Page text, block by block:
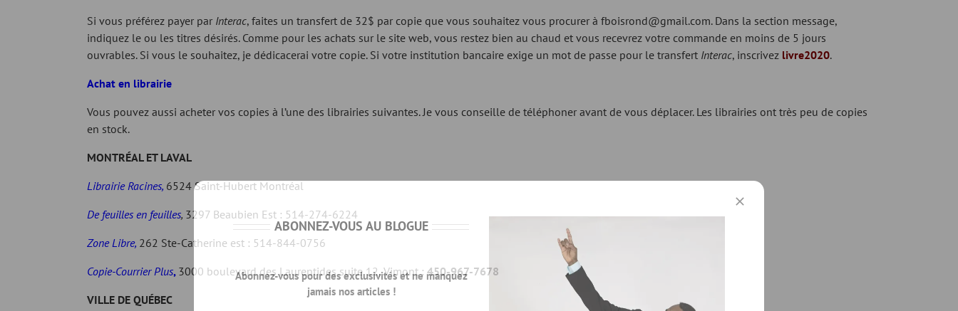
Si vous préférez payer par Interac, faites un transfert de 32$ par copie que vous souhaitez vous procurer à fboisrond@gmail.com. Dans la section message,
indiquez le ou les titres désirés. Comme pour les achats sur le site web, vous restez bien au chaud et vous recevrez votre commande en moins de 5 jours
ouvrables. Si vous le souhaitez, je dédicacerai votre copie. Si votre institution bancaire exige un mot de passe pour le transfert Interac, inscrivez livre2020.
Achat en librairie
Vous pouvez aussi acheter vos copies à l’une des librairies suivantes. Je vous conseille de téléphoner avant de vous déplacer. Les librairies ont très peu de copies
en stock.
MONTRÉAL ET LAVAL
Librairie Racines, 6524 Saint-Hubert Montréal
De feuilles en feuilles, 3297 Beaubien Est : 514-274-6224
ZoneLibre, 262 Ste-Catherine est : 514-844-0756
Copie-Courrier Plus, 3000 boulevard des Laurentides suite 12, Vimont : 450-967-7678
VILLE DE QUÉBEC
ABONNEZ-VOUS AU BLOGUE
Abonnez-vous pour des exclusivités et ne manquez
jamais nos articles !